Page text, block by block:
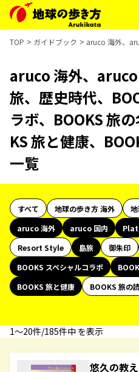
TOP ガイドブック aruco 海外、
aruco 海外、
旅、歴史時代、
ラボ、BOOKS 旅
KS 旅と健康、
一覧
すべて 地球の歩き方 海外
aruco 海外
aruco 国内 Plat
Resort Style
島旅 御朱印
BOOKS スペシャルコラボ
BOOKS 旅と健康
BOOKS 旅の
1〜20件/185件中 を表示
悠久の教